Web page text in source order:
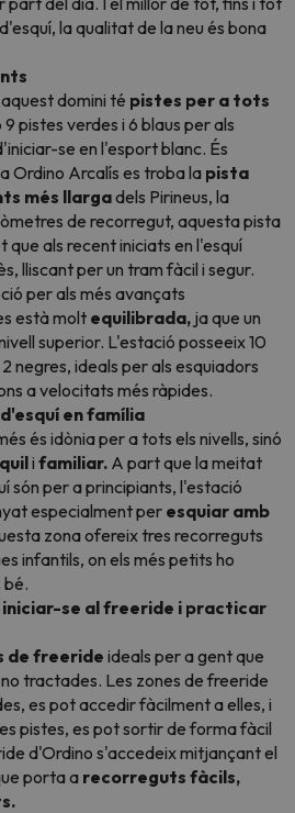
la qualitat de la neu és bona
domini té pistes per a tots
pistes verdes i 6 blaus per als
se en l'esport blanc. És
Ordino Arcalís es troba la pista
més llargadels Pirineus, la
de recorregut, aquesta pista
als recent iniciats en l'esquí
lliscant per un tram fàcil i segur.
per als més avançats
està molt equilibrada, ja que un
superior. L'estació posseeix 10
negres, ideals per als esquiadors
a velocitats més ràpides.
en família
és idònia per a tots els nivells, sinó
i familiar. A part que la meitat
són per a principiants, l'estació
especialment per esquiar amb
zona ofereix tres recorreguts
infantils, on els més petits ho
bé.
iniciar-se al freeride i practicar
de freeride ideals per a gent que
tractades. Les zones de freeride
es pot accedir fàcilment a elles, i
pistes, es pot sortir de forma fàcil
d'Ordino s'accedeix mitjançant el
porta a recorreguts fàcils,